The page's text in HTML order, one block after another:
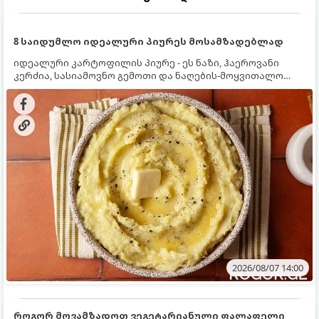
8 საიდუმლო იდეალური პიურეს მოსამზადებლად
იდეალური კარტოფილის პიურე - ეს ნაზი, ჰაეროვანი
კერძია, სასიამოვნო გემოთი და ნაღების-მოყვითალო
ფერით. მისი მომზადება ძალიან მარტივია, მაგრამ
არსებობს რამდენიმე საიდუმლო, რომლებიც უნდა
იცოდეთ, რომ პიურე იდეალურად გემრიელი გამოვიდეს.
2026/08/07 14:00
როგორ მოვამზადოთ ვეგეტარიანული ფალაფელი